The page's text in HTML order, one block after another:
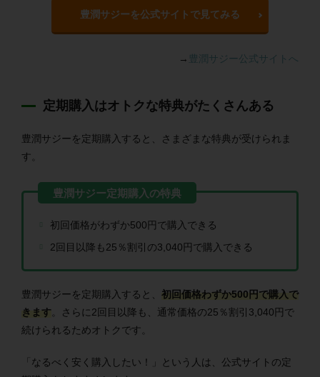
豊潤サジーを公式サイトで見てみる
→ 豊潤サジー公式サイトへ
定期購入はオトクな特典がたくさんある
豊潤サジーを定期購入すると、さまざまな特典が受けられま
す。
初回価格がわずか500円で購入できる
2回目以降も25％割引の3,040円で購入できる
豊潤サジーを定期購入すると、 初回価格わずか500円で購入で
きます 。さらに2回目以降も、通常価格の25％割引3,040円で
続けられるためオトクです。
「なるべく安く購入したい！」という人は、公式サイトの定